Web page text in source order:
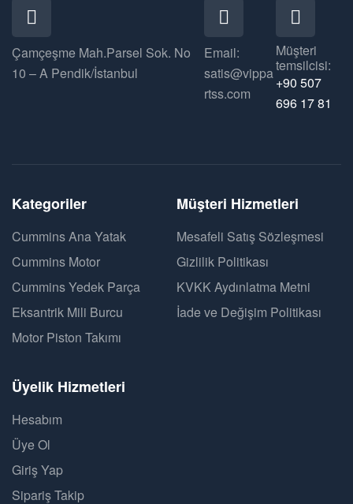
Çamçeşme Mah.Parsel Sok. No
10 – A Pendik/İstanbul
Email:
satis@vippa
rtss.com
Müşteri
temsilcisi:
+90 507
696 17 81
Kategoriler
Cummins Ana Yatak
Cummins Motor
Cummins Yedek Parça
Eksantrik Mili Burcu
Motor Piston Takımı
Müşteri Hizmetleri
Mesafeli Satış Sözleşmesi
Gizlilik Politikası
KVKK Aydınlatma Metni
İade ve Değişim Politikası
Üyelik Hizmetleri
Hesabım
Üye Ol
Giriş Yap
Sipariş Takip